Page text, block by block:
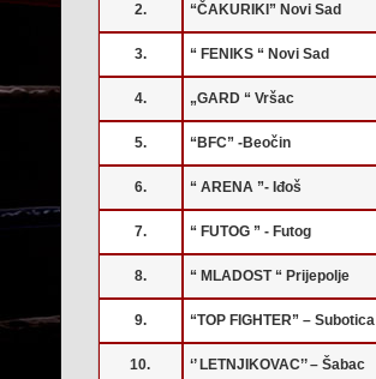
2. “ČAKURIKI” Novi Sad
3. “ FENIKS “ Novi Sad
4. „GARD “ Vršac
5. “BFC” -Beočin
6. “ ARENA ”- Iđoš
7. “ FUTOG ” - Futog
8. “ MLADOST “ Prijepolje
9. “TOP FIGHTER” – Subotica
10. ‘’ LETNJIKOVAC’’ – Šabac